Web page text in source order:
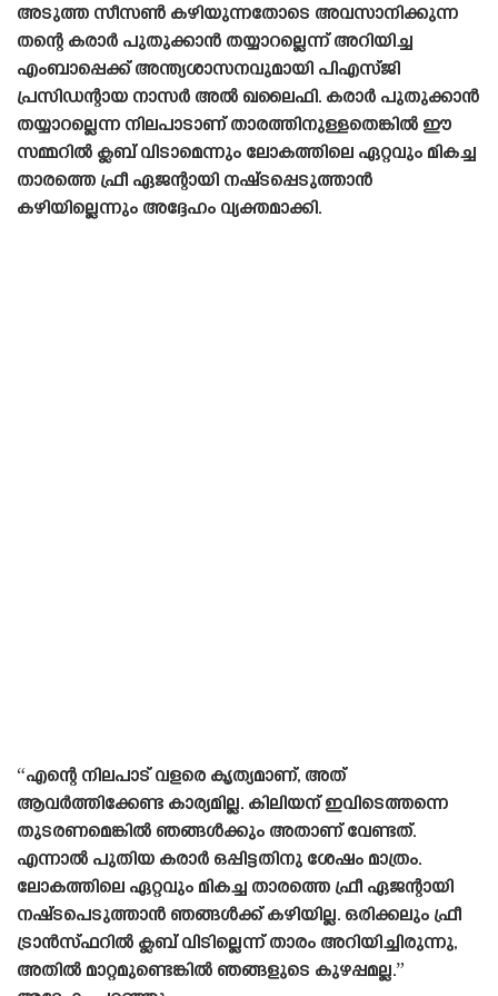
അടുത്ത സീസൺ കഴിയുന്നതോടെ അവസാനിക്കുന്ന
തന്റെ കരാർ പുതുക്കാൻ തയ്യാറല്ലെന്ന് അറിയിച്ച
എംബാപ്പെക്ക് അന്ത്യശാസനവുമായി പിഎസ്‌ജി
പ്രസിഡന്റായ നാസർ അൽ ഖലൈഫി. കരാർ പുതുക്കാൻ
തയ്യാറല്ലെന്ന നിലപാടാണ് താരത്തിനുള്ളതെങ്കിൽ ഈ
സമ്മറിൽ ക്ലബ് വിടാമെന്നും ലോകത്തിലെ ഏറ്റവും മികച്ച
താരത്തെ ഫ്രീ ഏജന്റായി നഷ്‌ടപ്പെടുത്താൻ
കഴിയില്ലെന്നും അദ്ദേഹം വ്യക്തമാക്കി.
“എന്റെ നിലപാട് വളരെ കൃത്യമാണ്, അത്
ആവർത്തിക്കേണ്ട കാര്യമില്ല. കിലിയന് ഇവിടെത്തന്നെ
തുടരണമെങ്കിൽ ഞങ്ങൾക്കും അതാണ് വേണ്ടത്.
എന്നാൽ പുതിയ കരാർ ഒപ്പിട്ടതിനു ശേഷം മാത്രം.
ലോകത്തിലെ ഏറ്റവും മികച്ച താരത്തെ ഫ്രീ ഏജന്റായി
നഷ്‌ടപെടുത്താൻ ഞങ്ങൾക്ക് കഴിയില്ല. ഒരിക്കലും ഫ്രീ
ട്രാൻസ്‌ഫറിൽ ക്ലബ് വിടില്ലെന്ന് താരം അറിയിച്ചിരുന്നു,
അതിൽ മാറ്റമുണ്ടെങ്കിൽ ഞങ്ങളുടെ കുഴപ്പമല്ല.”